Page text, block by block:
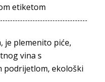
etiketom
je plemenito piće,
vina s
podrijetlom, ekološki